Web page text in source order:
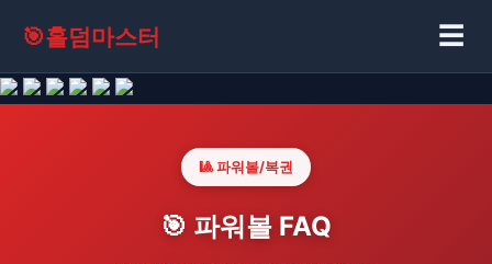
🎯홀덤마스터 ☰
🎱 파워볼/복권
🎯 파워볼 FAQ